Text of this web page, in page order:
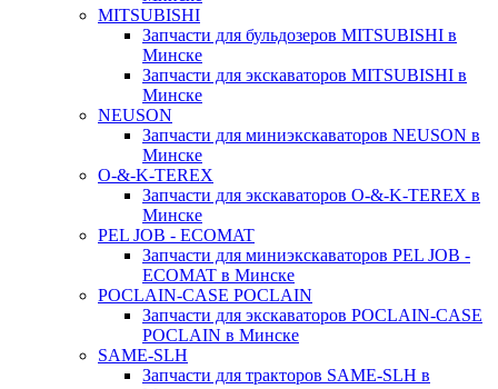
MITSUBISHI
Запчасти для бульдозеров MITSUBISHI в
Минске
Запчасти для экскаваторов MITSUBISHI в
Минске
NEUSON
Запчасти для миниэкскаваторов NEUSON в
Минске
O-&-K-TEREX
Запчасти для экскаваторов O-&-K-TEREX в
Минске
PEL JOB - ECOMAT
Запчасти для миниэкскаваторов PEL JOB -
ECOMAT в Минске
POCLAIN-CASE POCLAIN
Запчасти для экскаваторов POCLAIN-CASE
POCLAIN в Минске
SAME-SLH
Запчасти для тракторов SAME-SLH в